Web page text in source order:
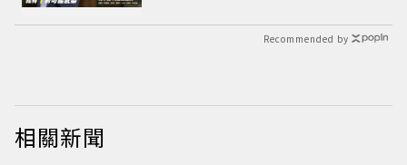
Recommended by
相關新聞